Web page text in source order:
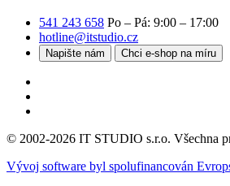
541 243 658 Po – Pá: 9:00 – 17:00
hotline@itstudio.cz
Napište nám Chci e-shop na míru
© 2002-2026 IT STUDIO s.r.o. Všechna
Vývoj software byl spolufinancován